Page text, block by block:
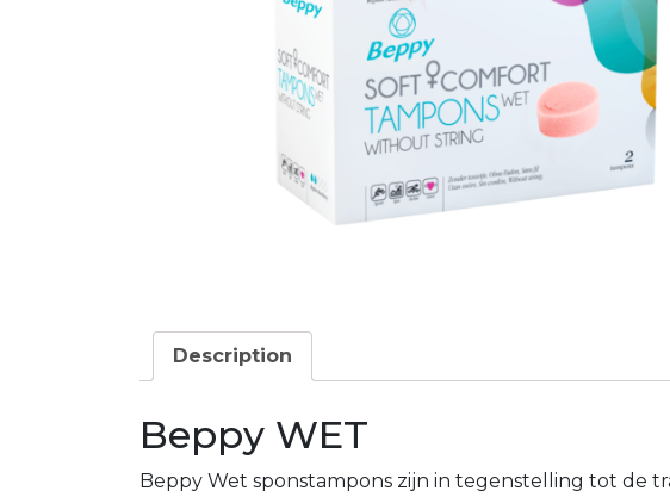
Description
Beppy WET
Beppy Wet sponstampons zijn in tegenstelling tot de